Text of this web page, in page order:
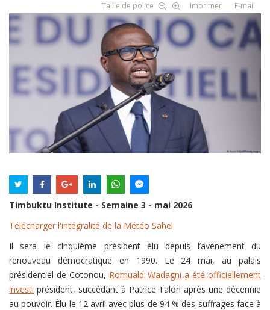
Taille de police
Imprimer E-mail
Timbuktu Institute - Semaine 3 - mai 2026
Télécharger l'intégralité de la Météo Sahel
Il sera le cinquième président élu depuis l’avènement du
renouveau démocratique en 1990. Le 24 mai, au palais
présidentiel de Cotonou, Romuald Wadagni a été officiellement
investi président, succédant à Patrice Talon après une décennie
au pouvoir. Élu le 12 avril avec plus de 94 % des suffrages face à